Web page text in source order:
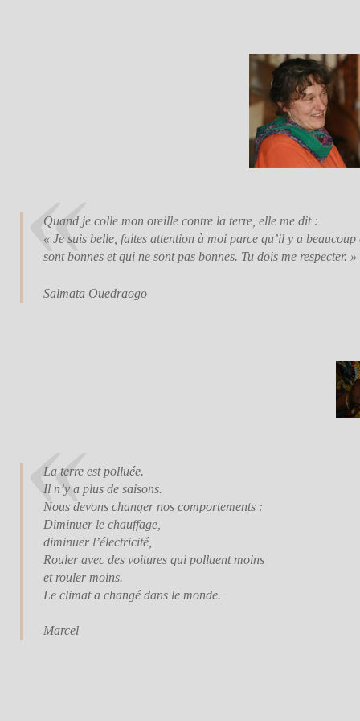
Quand je colle mon oreille contre la terre, elle me dit :
« Je suis belle, faites attention à moi parce qu’il y a
sont bonnes et qui ne sont pas bonnes. Tu dois me respecter. »
Salmata Ouedraogo
La terre est polluée.
Il n’y a plus de saisons.
Nous devons changer nos comportements :
Diminuer le chauffage,
diminuer l’électricité,
Rouler avec des voitures qui polluent moins
et rouler moins.
Le climat a changé dans le monde.
Marcel